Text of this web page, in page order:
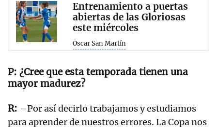
Entrenamiento a puertas
abiertas de las Gloriosas
este miércoles
Oscar San Martín
¿Cree que esta temporada tienen una
mayor madurez?
–Por así decirlo trabajamos y estudiamos
para aprender de nuestros errores. La Copa nos